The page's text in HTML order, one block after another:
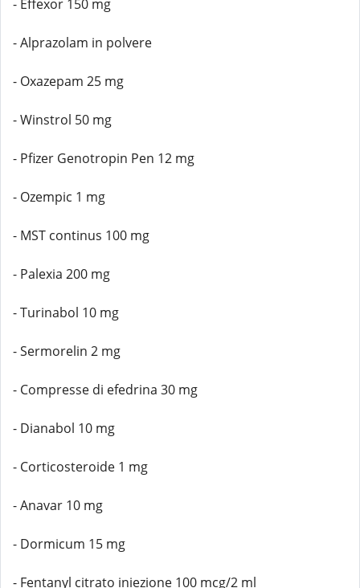
- Effexor 150 mg
- Alprazolam in polvere
- Oxazepam 25 mg
- Winstrol 50 mg
- Pfizer Genotropin Pen 12 mg
- Ozempic 1 mg
- MST continus 100 mg
- Palexia 200 mg
- Turinabol 10 mg
- Sermorelin 2 mg
- Compresse di efedrina 30 mg
- Dianabol 10 mg
- Corticosteroide 1 mg
- Anavar 10 mg
- Dormicum 15 mg
- Fentanyl citrato iniezione 100 mcg/2 ml